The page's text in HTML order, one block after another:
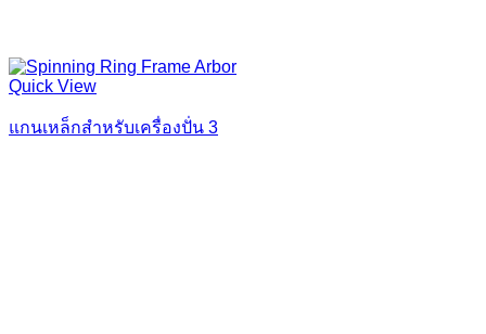
Quick View
แกนเหล็กสำหรับเครื่องปั่น 3